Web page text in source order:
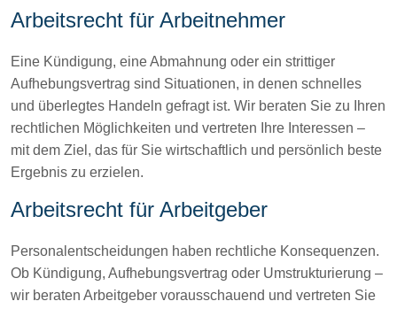
Arbeitsrecht für Arbeitnehmer
Eine Kündigung, eine Abmahnung oder ein strittiger
Aufhebungsvertrag sind Situationen, in denen schnelles
und überlegtes Handeln gefragt ist. Wir beraten Sie zu Ihren
rechtlichen Möglichkeiten und vertreten Ihre Interessen –
mit dem Ziel, das für Sie wirtschaftlich und persönlich beste
Ergebnis zu erzielen.
Arbeitsrecht für Arbeitgeber
Personalentscheidungen haben rechtliche Konsequenzen.
Ob Kündigung, Aufhebungsvertrag oder Umstrukturierung –
wir beraten Arbeitgeber vorausschauend und vertreten Sie